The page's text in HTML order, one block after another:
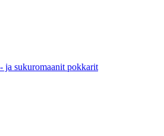
ja sukuromaanit pokkarit